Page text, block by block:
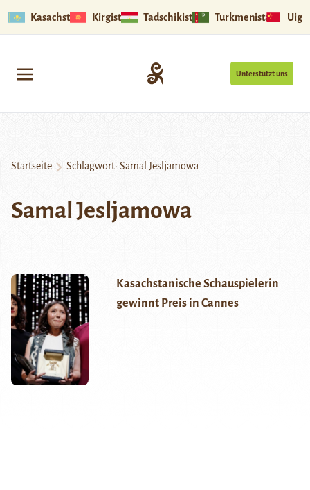
Kasachstan Kirgistan Tadschikistan Turkmenistan
Unterstützt uns
Startseite Schlagwort: Samal Jesljamowa
Samal Jesljamowa
Kasachstanische Schauspielerin
gewinnt Preis in Cannes